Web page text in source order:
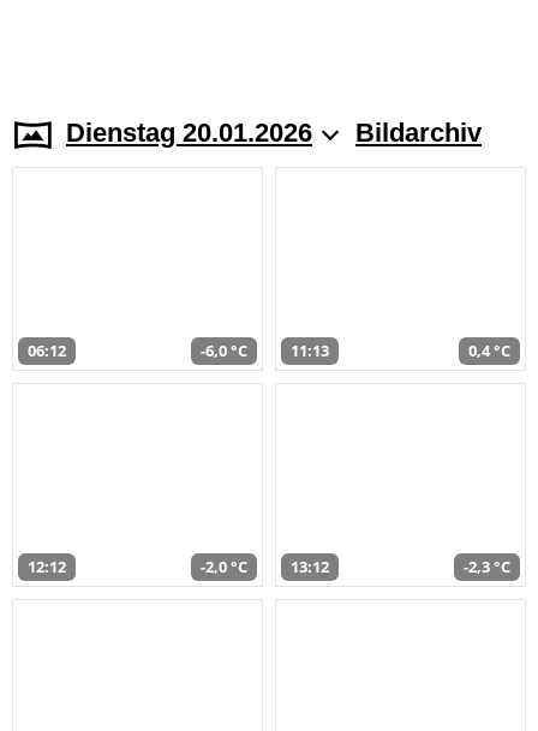
Dienstag 20.01.2026 Bildarchiv
06:12 -6,0 °C 11:13 0,4 °C
12:12 -2,0 °C 13:12 -2,3 °C